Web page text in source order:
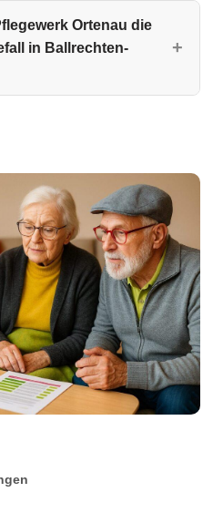
Ortenau die
in Ballrechten-